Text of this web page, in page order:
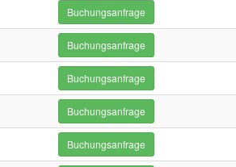
Buchungsanfrage
Buchungsanfrage
Buchungsanfrage
Buchungsanfrage
Buchungsanfrage